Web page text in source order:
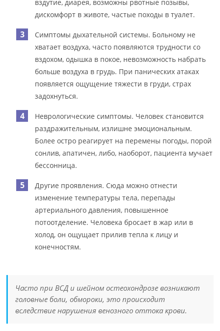
вздутие, диарея, возможны рвотные позывы,
дискомфорт в животе, частые походы в туалет.
Симптомы дыхательной системы. Больному не
хватает воздуха, часто появляются трудности со
вздохом, одышка в покое, невозможность набрать
больше воздуха в грудь. При панических атаках
появляется ощущение тяжести в груди, страх
задохнуться.
Неврологические симптомы. Человек становится
раздражительным, излишне эмоциональным.
Более остро реагирует на перемены погоды, порой
сонлив, апатичен, либо, наоборот, пациента мучает
бессонница.
Другие проявления. Сюда можно отнести
изменение температуры тела, перепады
артериального давления, повышенное
потоотделение. Человека бросает в жар или в
холод, он ощущает прилив тепла к лицу и
конечностям.
Часто при ВСД и шейном остеохондрозе возникают
головные боли, обмороки, это происходит
вследствие нарушения венозного оттока крови.